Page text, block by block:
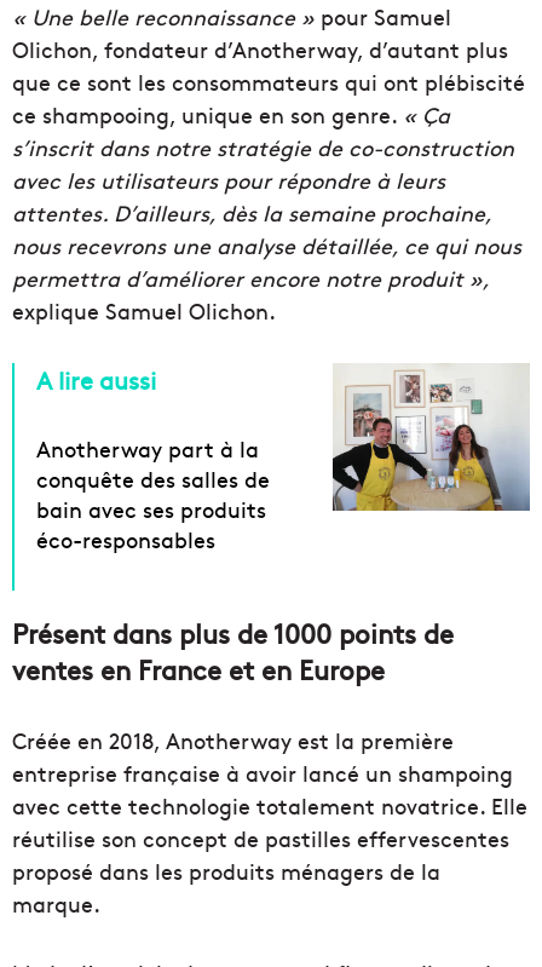
« Une belle reconnaissance » pour Samuel
Olichon, fondateur d’Anotherway, d’autant plus
que ce sont les consommateurs qui ont plébiscité
ce shampooing, unique en son genre. « Ça
s’inscrit dans notre stratégie de co-construction
avec les utilisateurs pour répondre à leurs
attentes. D’ailleurs, dès la semaine prochaine,
nous recevrons une analyse détaillée, ce qui nous
permettra d’améliorer encore notre produit »,
explique Samuel Olichon.
A lire aussi
Anotherway part à la
conquête des salles de
bain avec ses produits
éco-responsables
Présent dans plus de 1000 points de
ventes en France et en Europe
Créée en 2018, Anotherway est la première
entreprise française à avoir lancé un shampoing
avec cette technologie totalement novatrice. Elle
réutilise son concept de pastilles effervescentes
proposé dans les produits ménagers de la
marque.